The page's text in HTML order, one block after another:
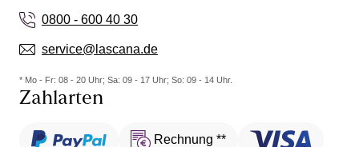
0800 - 600 40 30
service@lascana.de
* Mo - Fr: 08 - 20 Uhr; Sa: 09 - 17 Uhr; So: 09 - 14 Uhr.
Zahlarten
Rechnung **